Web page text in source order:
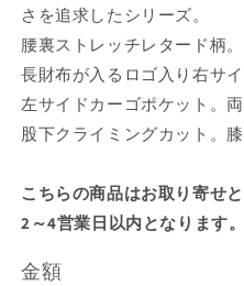
さを追求したシリーズ。
腰裏ストレッチレタード柄。
長財布が入るロゴ入り右サ
左サイドカーゴポケット。
股下クライミングカット。膝
こちらの商品はお取り寄せ
2～4営業日以内となります。
金額